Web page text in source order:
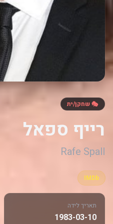
🎭 שחקן/ית
רייף ספאל
Rafe Spall
IMDb
תאריך לידה
1983-03-10